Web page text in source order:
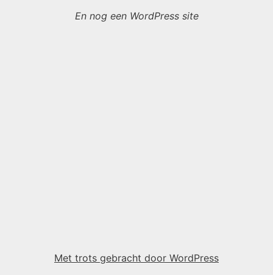
En nog een WordPress site
Met trots gebracht door WordPress